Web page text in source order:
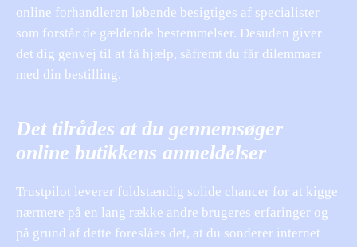
online forhandleren løbende besigtiges af specialister
som forstår de gældende bestemmelser. Desuden giver
det dig genvej til at få hjælp, såfremt du får dilemmaer
med din bestilling.
Det tilrådes at du gennemsøger
online butikkens anmeldelser
Trustpilot leverer fuldstændig solide chancer for at kigge
nærmere på en lang række andre brugeres erfaringer og
på grund af dette foreslåes det, at du sonderer internet